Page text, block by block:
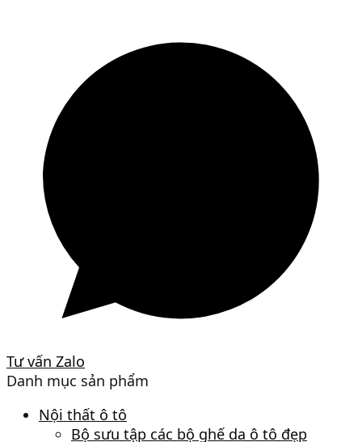
Tư vấn Zalo
Danh mục sản phẩm
Nội thất ô tô
Bộ sưu tập các bộ ghế da ô tô đẹp